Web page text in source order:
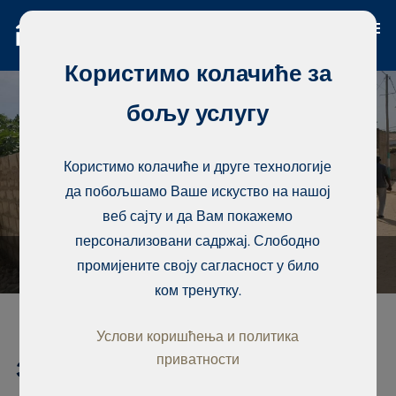
Земљиште, Ngaparou
Користимо колачиће за
бољу услугу
Користимо колачиће и друге технологије
да побољшамо Ваше искуство на нашој
веб сајту и да Вам покажемо
персонализовани садржај. Слободно
промијените своју сагласност у било
ком тренутку.
Услови коришћења и политика
приватности